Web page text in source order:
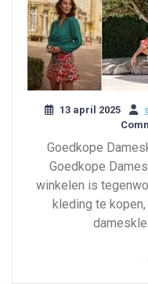
13 april 2025
Goedkope
Goedkope
winkelen is
kleding te